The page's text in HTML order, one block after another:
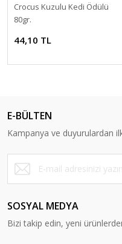
Crocus Kuzulu Kedi Ödülü
80gr.
44,10 TL
E-BÜLTEN
Kampanya ve duyurulardan
SOSYAL MEDYA
Bizi takip edin, yeni